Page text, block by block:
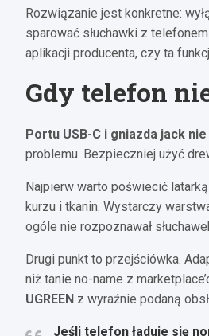
Rozwiązanie jest konkretne:
sparować słuchawki z
aplikacji producenta, czy ta
Gdy telefon
Portu USB-C i gniazda jack
problemu. Bezpieczniej użyć
Najpierw warto poświecić
kurzu i tkanin. Wystarczy
ogóle nie rozpoznawał
Drugi punkt to przejściówka.
niż tanie no-name z
UGREEN z wyraźnie podaną
Jeśli telefon ładuje się